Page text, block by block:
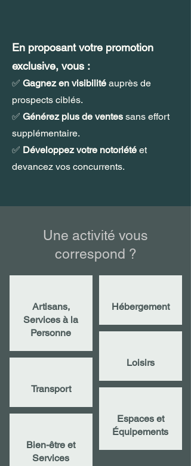
En proposant votre promotion
exclusive, vous :
✅ Gagnez en visibilité auprès de
prospects ciblés.
✅ Générez plus de ventes sans effort
supplémentaire.
✅ Développez votre notoriété et
devancez vos concurrents.
Une activité vous
correspond ?
Artisans,
Services à la
Personne
Transport
Bien-être et
Services
Hébergement
Loisirs
Espaces et
Équipements